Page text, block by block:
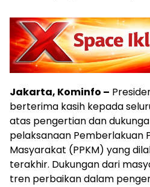
Jakarta, Kominfo –
berterima kasih kepada
atas pengertian dan
pelaksanaan Pemberlakuan
Masyarakat (PPKM) yang
terakhir. Dukungan dari
tren perbaikan dalam